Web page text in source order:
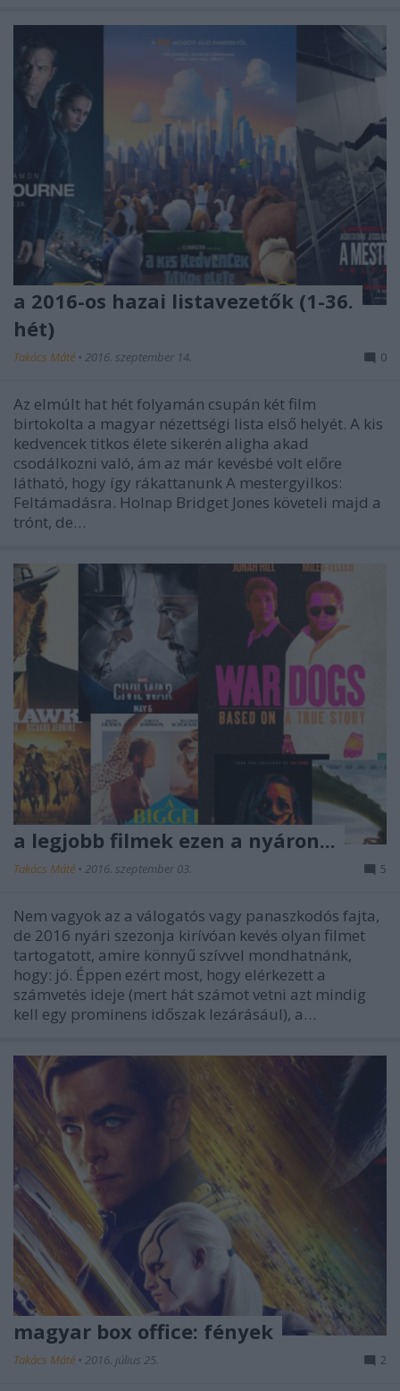
a 2016-os hazai listavezetők (1-36.
hét)
Takács Máté • 2016. szeptember 14. 0
Az elmúlt hat hét folyamán csupán két film
birtokolta a magyar nézettségi lista első helyét. A kis
kedvencek titkos élete sikerén aligha akad
csodálkozni való, ám az már kevésbé volt előre
látható, hogy így rákattanunk A mestergyilkos:
Feltámadásra. Holnap Bridget Jones követeli majd a
trónt, de…
a legjobb filmek ezen a nyáron...
Takács Máté • 2016. szeptember 03. 5
Nem vagyok az a válogatós vagy panaszkodós fajta,
de 2016 nyári szezonja kirívóan kevés olyan filmet
tartogatott, amire könnyű szívvel mondhatnánk,
hogy: jó. Éppen ezért most, hogy elérkezett a
számvetés ideje (mert hát számot vetni azt mindig
kell egy prominens időszak lezárásául), a…
magyar box office: fények
Takács Máté • 2016. július 25. 2